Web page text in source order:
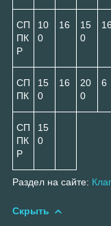
СП
ПК
Р
10
0
16
15
0
16
СП
ПК
15
0
16
20
0
6
СП
ПК
Р
15
0
Раздел на сайте:
Скрыть